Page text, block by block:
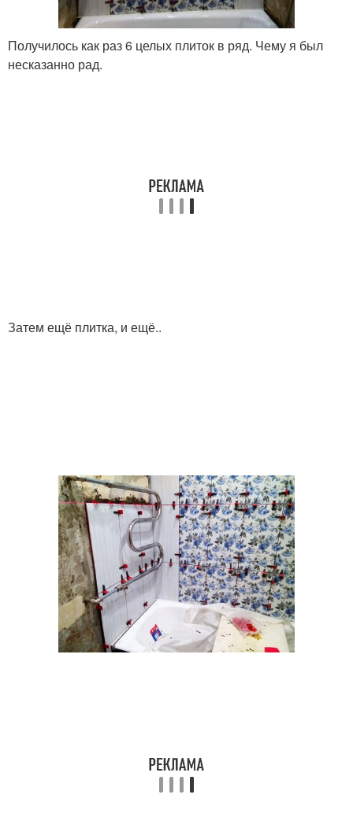
Получилось как раз 6 целых плиток в ряд. Чему я был
несказанно рад.
Затем ещё плитка, и ещё..